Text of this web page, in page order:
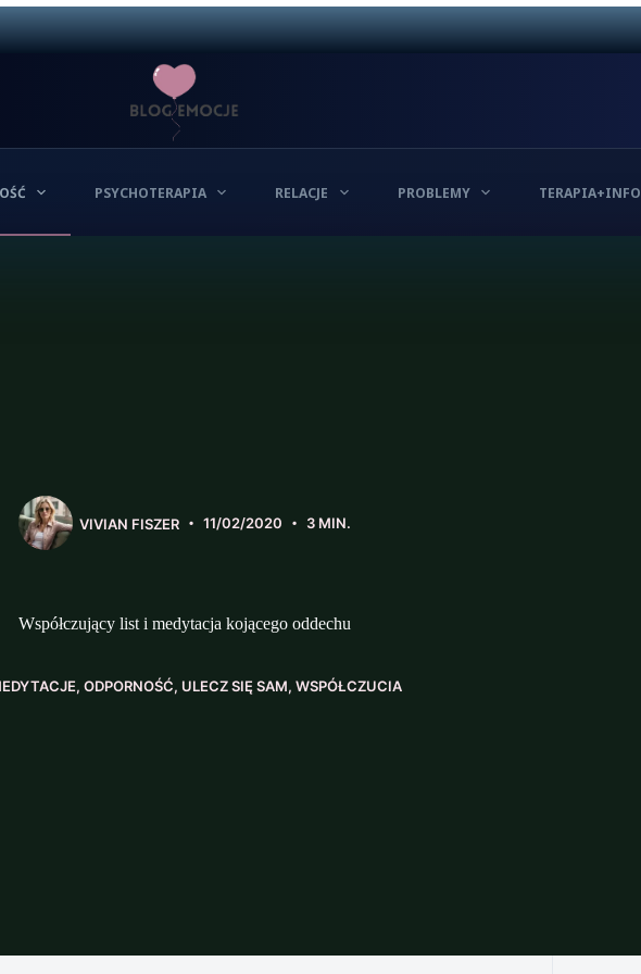
PSYCHOTERAPIA RELACJE PROBLEMY TERAPIA+INFO
VIVIAN FISZER 11/02/2020 3 MIN.
Współczujący list i medytacja kojącego oddechu
,ODPORNOŚĆ, ULECZ SIĘ SAM,WSPÓŁCZUCIA